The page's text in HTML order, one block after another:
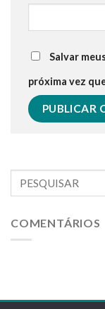
Salvar
próxima vez
COMENTÁRIOS